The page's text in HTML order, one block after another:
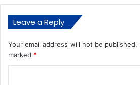
Leave a Reply
Your email address will not be published.
marked *